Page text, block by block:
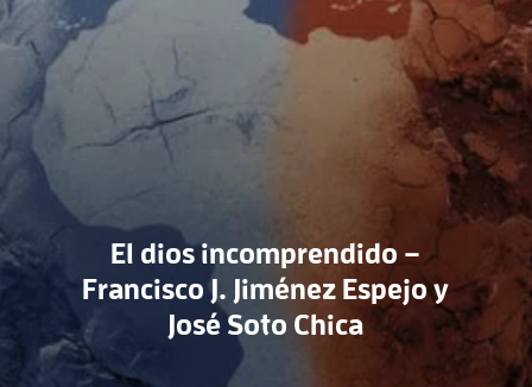
El dios incomprendido –
Francisco J. Jiménez Espejo y
José Soto Chica